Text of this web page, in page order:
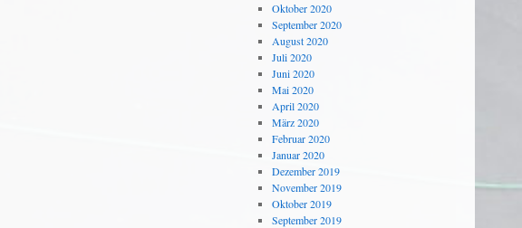
Oktober 2020
September 2020
August 2020
Juli 2020
Juni 2020
Mai 2020
April 2020
März 2020
Februar 2020
Januar 2020
Dezember 2019
November 2019
Oktober 2019
September 2019